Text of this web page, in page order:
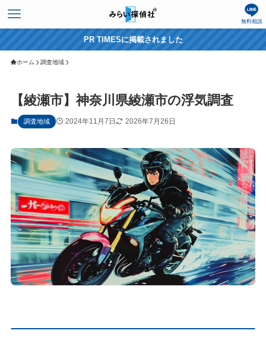
無料相談
PR TIMESに掲載されました
ホーム 調査地域
【綾瀬市】神奈川県綾瀬市の浮気調査
調査地域 2024年11月7日 2026年7月26日